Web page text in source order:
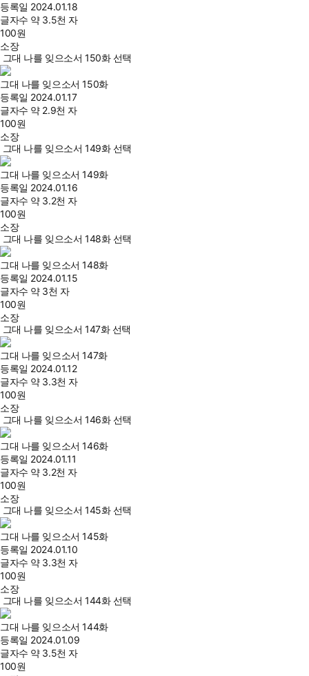
등록일 2024.01.18
글자수 약 3.5천 자
100원
소장
그대 나를 잊으소서 150화 선택
그대 나를 잊으소서 150화
등록일 2024.01.17
글자수 약 2.9천 자
100원
소장
그대 나를 잊으소서 149화 선택
그대 나를 잊으소서 149화
등록일 2024.01.16
글자수 약 3.2천 자
100원
소장
그대 나를 잊으소서 148화 선택
그대 나를 잊으소서 148화
등록일 2024.01.15
글자수 약 3천 자
100원
소장
그대 나를 잊으소서 147화 선택
그대 나를 잊으소서 147화
등록일 2024.01.12
글자수 약 3.3천 자
100원
소장
그대 나를 잊으소서 146화 선택
그대 나를 잊으소서 146화
등록일 2024.01.11
글자수 약 3.2천 자
100원
소장
그대 나를 잊으소서 145화 선택
그대 나를 잊으소서 145화
등록일 2024.01.10
글자수 약 3.3천 자
100원
소장
그대 나를 잊으소서 144화 선택
그대 나를 잊으소서 144화
등록일 2024.01.09
글자수 약 3.5천 자
100원